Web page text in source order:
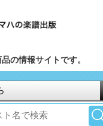
の情報サイトです。